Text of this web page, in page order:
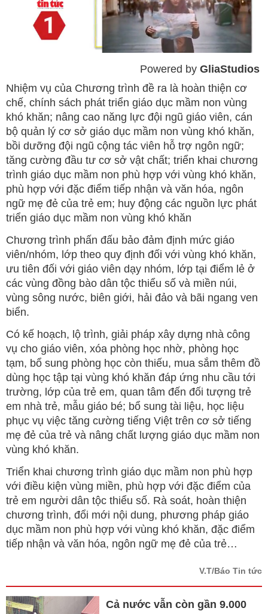
Powered by GliaStudios
Nhiệm vụ của Chương trình đề ra là hoàn thiện cơ
chế, chính sách phát triển giáo dục mầm non vùng
khó khăn; nâng cao năng lực đội ngũ giáo viên, cán
bộ quản lý cơ sở giáo dục mầm non vùng khó khăn,
bồi dưỡng đội ngũ cộng tác viên hỗ trợ ngôn ngữ;
tăng cường đầu tư cơ sở vật chất; triển khai chương
trình giáo dục mầm non phù hợp với vùng khó khăn,
phù hợp với đặc điểm tiếp nhận và văn hóa, ngôn
ngữ mẹ đẻ của trẻ em; huy động các nguồn lực phát
triển giáo dục mầm non vùng khó khăn
Chương trình phấn đấu bảo đảm định mức giáo
viên/nhóm, lớp theo quy định đối với vùng khó khăn,
ưu tiên đối với giáo viên dạy nhóm, lớp tại điểm lẻ ở
các vùng đồng bào dân tộc thiểu số và miền núi,
vùng sông nước, biên giới, hải đảo và bãi ngang ven
biển.
Có kế hoạch, lộ trình, giải pháp xây dựng nhà công
vụ cho giáo viên, xóa phòng học nhờ, phòng học
tạm, bổ sung phòng học còn thiếu, mua sắm thêm đồ
dùng học tập tại vùng khó khăn đáp ứng nhu cầu tới
trường, lớp của trẻ em, quan tâm đến đối tượng trẻ
em nhà trẻ, mẫu giáo bé; bổ sung tài liệu, học liệu
phục vụ việc tăng cường tiếng Việt trên cơ sở tiếng
mẹ đẻ của trẻ và nâng chất lượng giáo dục mầm non
vùng khó khăn.
Triển khai chương trình giáo dục mầm non phù hợp
với điều kiện vùng miền, phù hợp với đặc điểm của
trẻ em người dân tộc thiểu số. Rà soát, hoàn thiện
chương trình, đổi mới nội dung, phương pháp giáo
dục mầm non phù hợp với vùng khó khăn, đặc điểm
tiếp nhận và văn hóa, ngôn ngữ mẹ đẻ của trẻ…
V.T/Báo Tin tức
Cả nước vẫn còn gần 9.000